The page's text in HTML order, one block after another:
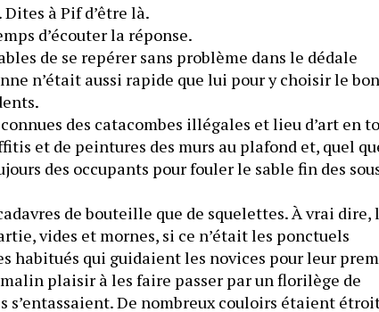
Dites à Pif d’être là.
d’écouter la réponse.
de se repérer sans problème dans le dédale
n’était aussi rapide que lui pour y choisir le bon
des catacombes illégales et lieu d’art en
et de peintures des murs au plafond et, quel
des occupants pour fouler le sable fin des
de bouteille que de squelettes. À vrai dire,
vides et mornes, si ce n’était les ponctuels
habitués qui guidaient les novices pour leur
plaisir à les faire passer par un florilège de
s’entassaient. De nombreux couloirs étaient